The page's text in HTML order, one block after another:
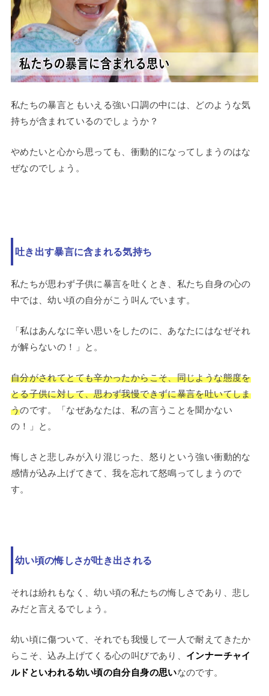
私たちの暴言ともいえる強い口調の中には、どのような気
持ちが含まれているのでしょうか？
やめたいと心から思っても、衝動的になってしまうのはな
ぜなのでしょう。
吐き出す暴言に含まれる気持ち
私たちが思わず子供に暴言を吐くとき、私たち自身の心の
中では、幼い頃の自分がこう叫んでいます。
「私はあんなに辛い思いをしたのに、あなたにはなぜそれ
が解らないの！」と。
自分がされてとても辛かったからこそ、同じような態度を
とる子供に対して、思わず我慢できずに暴言を吐いてしま
うのです。「なぜあなたは、私の言うことを聞かない
の！」と。
悔しさと悲しみが入り混じった、怒りという強い衝動的な
感情が込み上げてきて、我を忘れて怒鳴ってしまうので
す。
幼い頃の悔しさが吐き出される
それは紛れもなく、幼い頃の私たちの悔しさであり、悲し
みだと言えるでしょう。
幼い頃に傷ついて、それでも我慢して一人で耐えてきたか
らこそ、込み上げてくる心の叫びであり、 インナーチャイ
ルドといわれる幼い頃の自分自身の思いなのです。